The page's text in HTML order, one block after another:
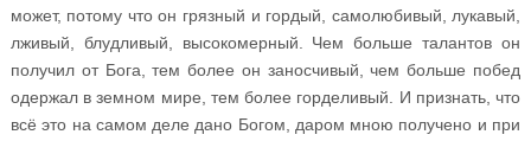
может, потому что он грязный и гордый, самолюбивый, лукавый,
лживый, блудливый, высокомерный. Чем больше талантов он
получил от Бога, тем более он заносчивый, чем больше побед
одержал в земном мире, тем более горделивый. И признать, что
всё это на самом деле дано Богом, даром мною получено и при